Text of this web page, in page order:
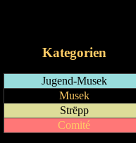
Kategorien
Jugend-Musek
Musek
Strëpp
Comité